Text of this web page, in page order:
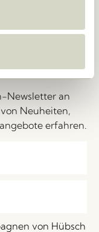
und Events
Newsletter an
Neuheiten,
erfahren.
von Hübsch